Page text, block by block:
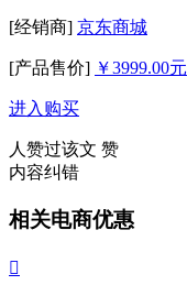
[经销商] 京东商城
[产品售价] ￥3999.00元
进入购买
人赞过该文 赞
内容纠错
相关电商优惠
